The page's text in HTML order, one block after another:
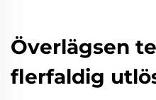
Överlägsen
flerfaldig